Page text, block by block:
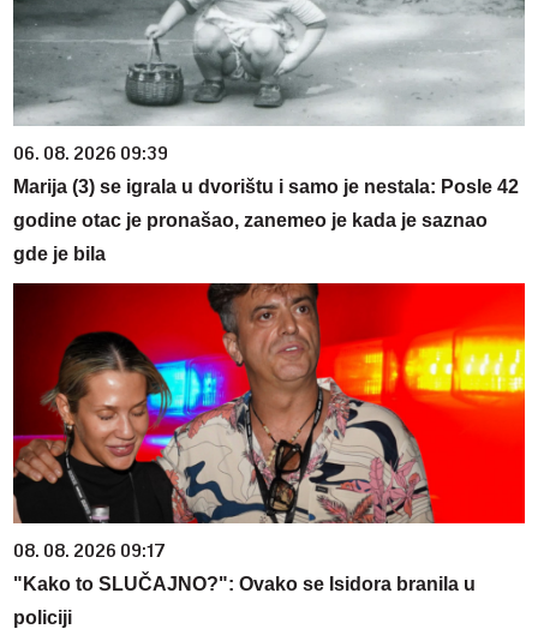
06. 08. 2026 09:39
Marija (3) se igrala u dvorištu i samo je nestala: Posle 42
godine otac je pronašao, zanemeo je kada je saznao
gde je bila
08. 08. 2026 09:17
"Kako to SLUČAJNO?": Ovako se Isidora branila u
policiji